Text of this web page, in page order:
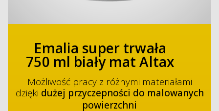
Emalia super trwała
750 ml biały mat Altax
Możliwość pracy z różnymi materiałami
dzięki dużej przyczepności do malowanych
powierzchni